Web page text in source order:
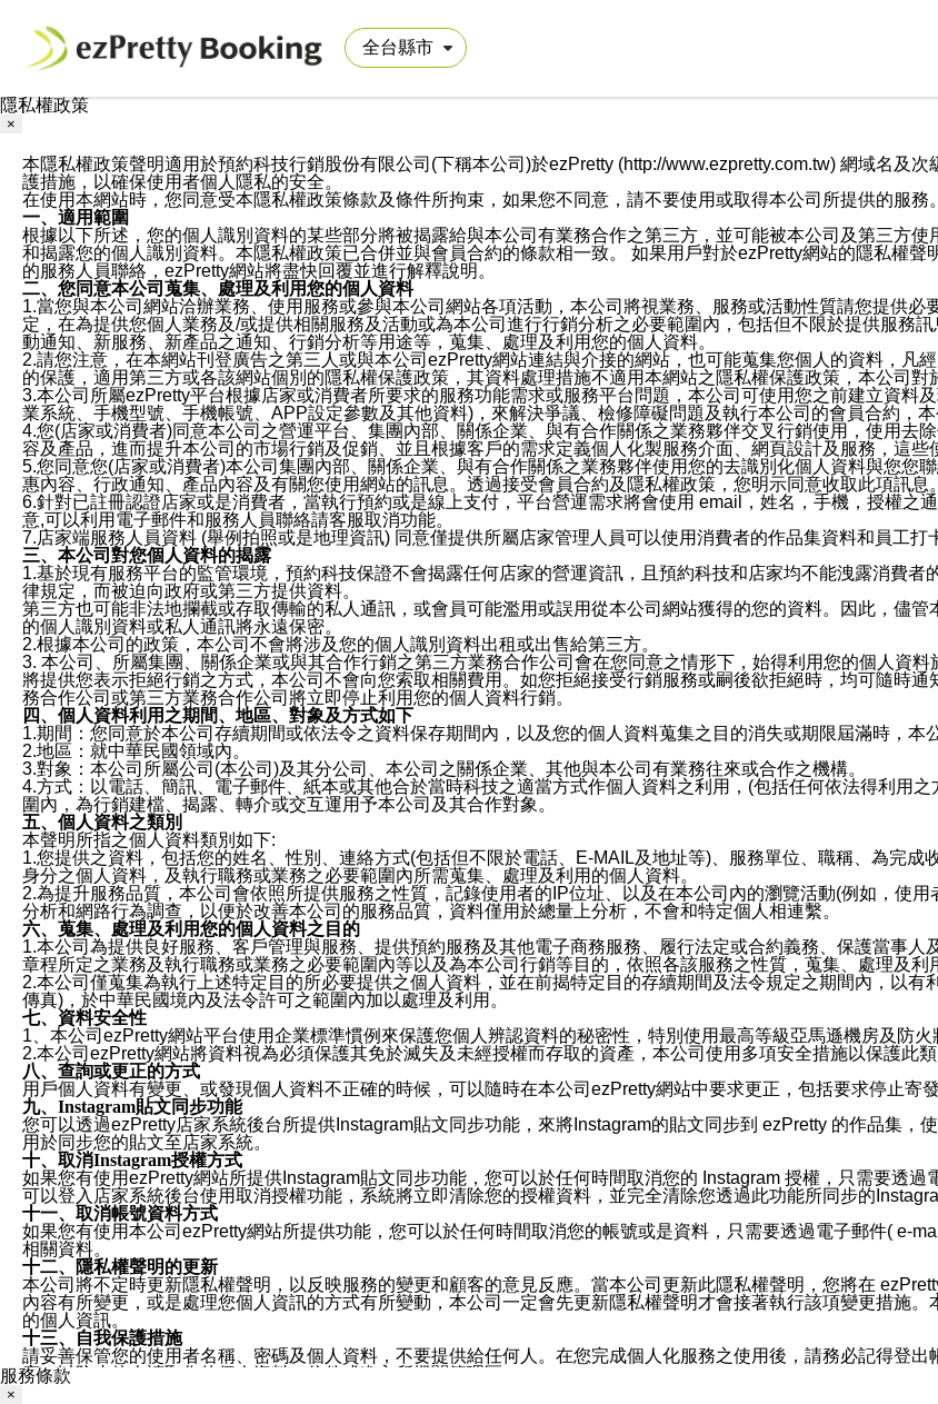
隱私權政策
×
本隱私權政策聲明適用於預約科技行銷股份有限公司(下稱本公司)於ezPretty (http://www.ezpretty.com.tw) 網域名及
護措施，以確保使用者個人隱私的安全。
在使用本網站時，您同意受本隱私權政策條款及條件所拘束，如果您不同意，請不要使用或取得本公司所提供的服務。
一、適用範圍
根據以下所述，您的個人識別資料的某些部分將被揭露給與本公司有業務合作之第三方，並可能被本公司及第三方
和揭露您的個人識別資料。本隱私權政策已合併並與會員合約的條款相一致。 如果用戶對於ezPretty網站的隱私權
的服務人員聯絡，ezPretty網站將盡快回覆並進行解釋說明。
二、您同意本公司蒐集、處理及利用您的個人資料
1.當您與本公司網站洽辦業務、使用服務或參與本公司網站各項活動，本公司將視業務、服務或活動性質請您提供
定，在為提供您個人業務及/或提供相關服務及活動或為本公司進行行銷分析之必要範圍內，包括但不限於提供服務
動通知、新服務、新產品之通知、行銷分析等用途等，蒐集、處理及利用您的個人資料。
2.請您注意，在本網站刊登廣告之第三人或與本公司ezPretty網站連結與介接的網站，也可能蒐集您個人的資料，凡
的保護，適用第三方或各該網站個別的隱私權保護政策，其資料處理措施不適用本網站之隱私權保護政策，本公司對
3.本公司所屬ezPretty平台根據店家或消費者所要求的服務功能需求或服務平台問題，本公司可使用您之前建立資料
業系統、手機型號、手機帳號、APP設定參數及其他資料)，來解決爭議、檢修障礙問題及執行本公司的會員合約，
4.您(店家或消費者)同意本公司之營運平台、集團內部、關係企業、與有合作關係之業務夥伴交叉行銷使用，使用去
容及產品，進而提升本公司的市場行銷及促銷、並且根據客戶的需求定義個人化製服務介面、網頁設計及服務，這些
5.您同意您(店家或消費者)本公司集團內部、關係企業、與有合作關係之業務夥伴使用您的去識別化個人資料與您您
惠內容、行政通知、產品內容及有關您使用網站的訊息。透過接受會員合約及隱私權政策，您明示同意收取此項訊息
6.針對已註冊認證店家或是消費者，當執行預約或是線上支付，平台營運需求將會使用 email，姓名，手機，授權之
意,可以利用電子郵件和服務人員聯絡請客服取消功能。
7.店家端服務人員資料 (舉例拍照或是地理資訊) 同意僅提供所屬店家管理人員可以使用消費者的作品集資料和員工打
三、本公司對您個人資料的揭露
1.基於現有服務平台的監管環境，預約科技保證不會揭露任何店家的營運資訊，且預約科技和店家均不能洩露消費
律規定，而被迫向政府或第三方提供資料。
第三方也可能非法地攔截或存取傳輸的私人通訊，或會員可能濫用或誤用從本公司網站獲得的您的資料。因此，儘
的個人識別資料或私人通訊將永遠保密。
2.根據本公司的政策，本公司不會將涉及您的個人識別資料出租或出售給第三方。
3. 本公司、所屬集團、關係企業或與其合作行銷之第三方業務合作公司會在您同意之情形下，始得利用您的個人資
將提供您表示拒絕行銷之方式，本公司不會向您索取相關費用。如您拒絕接受行銷服務或嗣後欲拒絕時，均可隨時
務合作公司或第三方業務合作公司將立即停止利用您的個人資料行銷。
四、個人資料利用之期間、地區、對象及方式如下
1.期間：您同意於本公司存續期間或依法令之資料保存期間內，以及您的個人資料蒐集之目的消失或期限屆滿時，本
2.地區：就中華民國領域內。
3.對象：本公司所屬公司(本公司)及其分公司、本公司之關係企業、其他與本公司有業務往來或合作之機構。
4.方式：以電話、簡訊、電子郵件、紙本或其他合於當時科技之適當方式作個人資料之利用，(包括任何依法得利用
圍內，為行銷建檔、揭露、轉介或交互運用予本公司及其合作對象。
五、個人資料之類別
本聲明所指之個人資料類別如下:
1.您提供之資料，包括您的姓名、性別、連絡方式(包括但不限於電話、E-MAIL及地址等)、服務單位、職稱、為完
身分之個人資料，及執行職務或業務之必要範圍內所需蒐集、處理及利用的個人資料。
2.為提升服務品質，本公司會依照所提供服務之性質，記錄使用者的IP位址、以及在本公司內的瀏覽活動(例如，使
分析和網路行為調查，以便於改善本公司的服務品質，資料僅用於總量上分析，不會和特定個人相連繫。
六、蒐集、處理及利用您的個人資料之目的
1.本公司為提供良好服務、客戶管理與服務、提供預約服務及其他電子商務服務、履行法定或合約義務、保護當事
章程所定之業務及執行職務或業務之必要範圍內等以及為本公司行銷等目的，依照各該服務之性質，蒐集、處理及利
2.本公司僅蒐集為執行上述特定目的所必要提供之個人資料，並在前揭特定目的存續期間及法令規定之期間內，以有
傳真)，於中華民國境內及法令許可之範圍內加以處理及利用。
七、資料安全性
1、本公司ezPretty網站平台使用企業標準慣例來保護您個人辨認資料的秘密性，特別使用最高等級亞馬遜機房及防
2.本公司ezPretty網站將資料視為必須保護其免於滅失及未經授權而存取的資產，本公司使用多項安全措施以保護此
八、查詢或更正的方式
用戶個人資料有變更、或發現個人資料不正確的時候，可以隨時在本公司ezPretty網站中要求更正，包括要求停止寄發
九、Instagram貼文同步功能
您可以透過ezPretty店家系統後台所提供Instagram貼文同步功能，來將Instagram的貼文同步到 ezPretty 的作品集，
用於同步您的貼文至店家系統。
十、取消Instagram授權方式
如果您有使用ezPretty網站所提供Instagram貼文同步功能，您可以於任何時間取消您的 Instagram 授權，只需要透
可以登入店家系統後台使用取消授權功能，系統將立即清除您的授權資料，並完全清除您透過此功能所同步的
十一、取消帳號資料方式
如果您有使用本公司ezPretty網站所提供功能，您可以於任何時間取消您的帳號或是資料，只需要透過電子郵件( e-
相關資料。
十二、隱私權聲明的更新
本公司將不定時更新隱私權聲明，以反映服務的變更和顧客的意見反應。當本公司更新此隱私權聲明，您將在
內容有所變更，或是處理您個人資訊的方式有所變動，本公司一定會先更新隱私權聲明才會接著執行該項變更措施
的個人資訊。
十三、自我保護措施
請妥善保管您的使用者名稱、密碼及個人資料，不要提供給任何人。在您完成個人化服務之使用後，請務必記得登
窗，以防止他人讀取您的個人資料、信件或進入所機關管理區。
服務條款
×